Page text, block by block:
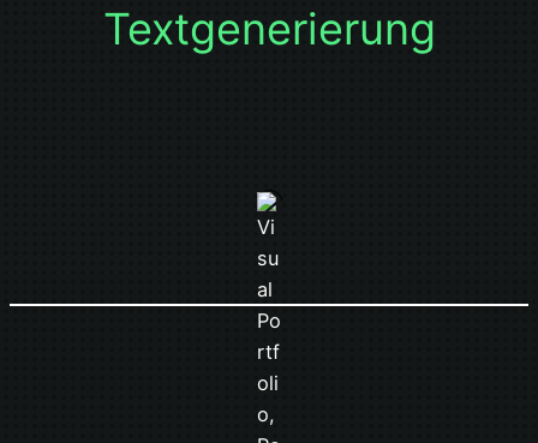
Textgenerierung